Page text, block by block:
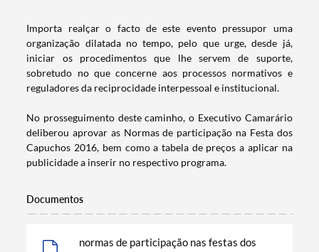
Importa realçar o facto de este evento pressupor uma
organização dilatada no tempo, pelo que urge, desde já,
iniciar os procedimentos que lhe servem de suporte,
sobretudo no que concerne aos processos normativos e
reguladores da reciprocidade interpessoal e institucional.
No prosseguimento deste caminho, o Executivo Camarário
deliberou aprovar as Normas de participação na Festa dos
Capuchos 2016, bem como a tabela de preços a aplicar na
publicidade a inserir no respectivo programa.
Documentos
normas de participação nas festas dos